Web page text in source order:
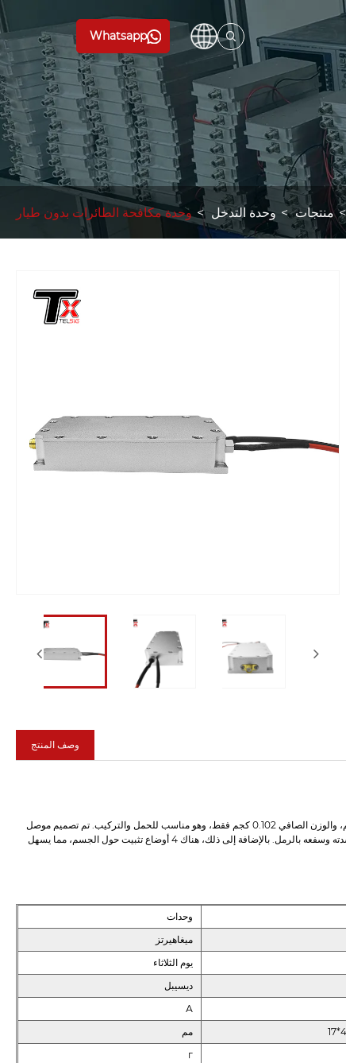
Whatsapp
منتجات وحدة التدخل وحدة مكافحة الطائرات بدون طيار
وصف المنتج
الهيكل المادي لهذه الطائرة بدون طيار ذات الطاقة الزهرية صغير الحجم، وحجم الجسم 97*43*17 ملم، والوزن الصافي 0.102 كجم فقط، وهو مناسب للحمل والتركيب. تم تصميم موصل
إخراج RF بتصميم SMA/أنثى، وهو مريح وموثوق عند الاتصال. الجسم مصنوع من الألومنيوم وقد تم أكسدته وسفعه بالرمل. بالإضافة إلى ذلك، هناك 4 أوضاع تثبيت حول الجسم، مما يسهل
وحدات
ميغاهيرتز
يوم الثلاثاء
ديسيبل
А
مم
г